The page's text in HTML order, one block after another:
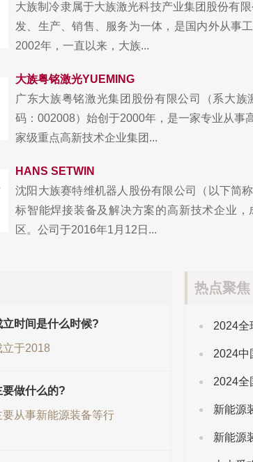
大族制冷隶属于大族激光科技产业集团股份有
发、生产、销售、服务为一体，是国内外从事
2002年，一直以来，大族...
大族粤铭激光YUEMING
广东大族粤铭激光集团股份有限公司（系大
码：002008）始创于2000年，是一家专业从事
家级重点高新技术企业集团...
HANS SETWIN
沈阳大族赛特维机器人股份有限公司（以下简
标智能焊接装备及解决方案的高新技术企业
区。公司于2016年1月12日...
时间是什么时候?
于2018
做什么的?
从事新能源装备等行
热点聚焦
新能源